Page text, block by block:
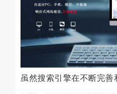
虽然搜索引擎在不断完